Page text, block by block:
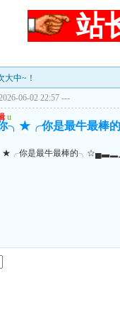
站
中~！
06-02 22:57 ---
u
╮★╭你是最牛最
你是最牛最棒的